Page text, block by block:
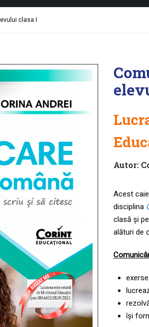
clasa I
Autor:
Acest
disciplina
clasă și
alături de
Comunic
își